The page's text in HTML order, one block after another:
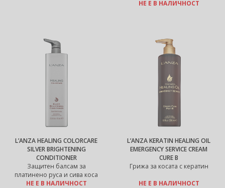
НЕ Е В НАЛИЧНОСТ
L’ANZA HEALING COLORCARE
SILVER BRIGHTENING
CONDITIONER
Защитен балсам за
платинено руса и сива коса
НЕ Е В НАЛИЧНОСТ
L’ANZA KERATIN HEALING OIL
EMERGENCY SERVICE CREAM
CURE B
Грижа за косата с кератин
НЕ Е В НАЛИЧНОСТ